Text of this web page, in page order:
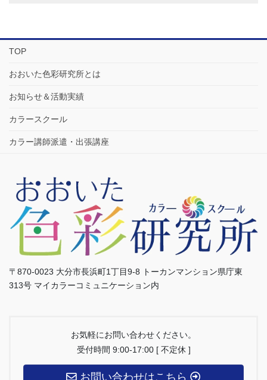
TOP
おおいた色彩研究所とは
お知らせ＆活動実績
カラースクール
カラー講師派遣・出張講座
〒870-0023 大分市長浜町1丁目9-8 トーカンマンション県庁東
313号 マイカラーコミュニケーション内
お気軽にお問い合わせください。
受付時間 9:00-17:00 [ 不定休 ]
お問い合わせはこちら